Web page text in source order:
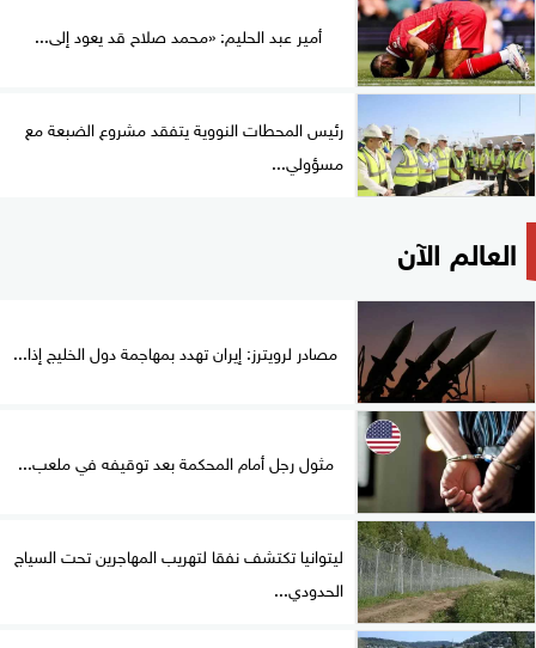
أمير عبد الحليم: «محمد صلاح قد يعود إلى...
رئيس المحطات النووية يتفقد مشروع الضبعة مع
مسؤولي...
العالم الآن
مصادر لرويترز: إيران تهدد بمهاجمة دول الخليج إذا...
مثول رجل أمام المحكمة بعد توقيفه في ملعب...
ليتوانيا تكتشف نفقا لتهريب المهاجرين تحت السياج
الحدودي...